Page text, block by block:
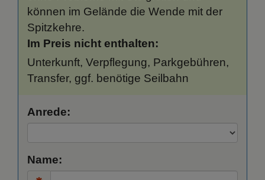
können im Gelände die Wende mit der
Spitzkehre.
Im Preis nicht enthalten:
Unterkunft, Verpflegung, Parkgebühren,
Transfer, ggf. benötige Seilbahn
Anrede:
Name: